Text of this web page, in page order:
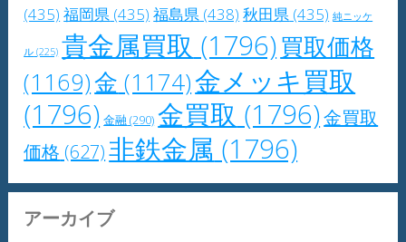
(435) 福岡県 (435) 福島県 (438) 秋田県 (435) 純ニッケ
ル (225) 貴金属買取 (1796)買取価格
(1169)金 (1174)金メッキ買取
(1796) 金融(290) 金買取 (1796)金買取
価格 (627)非鉄金属 (1796)
アーカイブ